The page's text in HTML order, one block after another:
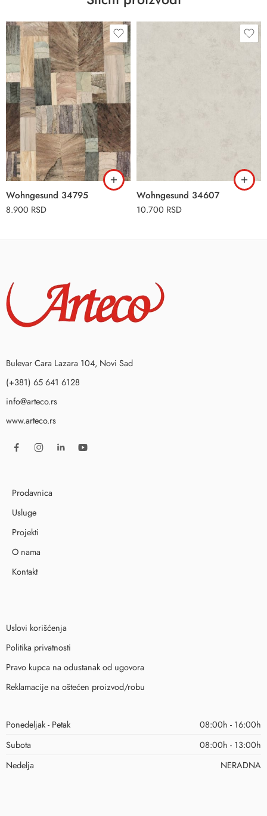
Wohngesund 34795
8.900 RSD
Wohngesund 34607
10.700 RSD
Bulevar Cara Lazara 104, Novi Sad
(+381) 65 641 6128
info@arteco.rs
www.arteco.rs
Prodavnica
Usluge
Projekti
O nama
Kontakt
Uslovi korišćenja
Politika privatnosti
Pravo kupca na odustanak od ugovora
Reklamacije na oštećen proizvod/robu
Ponedeljak - Petak
08:00h - 16:00h
Subota
08:00h - 13:00h
Nedelja
NERADNA